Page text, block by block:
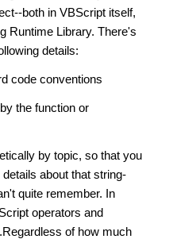
both in VBScript itself,
Runtime Library. There's
details:
code conventions
the function or
by topic, so that you
about that string-
quite remember. In
operators and
of how much